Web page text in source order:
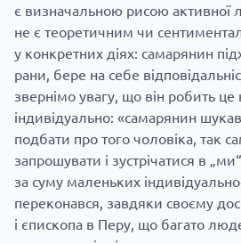
є визначальною рисою активної
не є теоретичним чи
у конкретних діях: самарянин
рани, бере на себе
звернімо увагу, що він робить це
індивідуально: «самарянин
подбати про того чоловіка, так
запрошувати і зустрічатися в
за суму маленьких
переконався, завдяки своєму
і єпископа в Перу, що багато